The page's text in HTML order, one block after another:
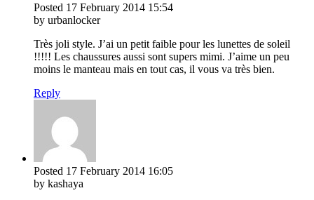
Posted 17 February 2014 15:54
by urbanlocker
Très joli style. J’ai un petit faible pour les lunettes de soleil
!!!!! Les chaussures aussi sont supers mimi. J’aime un peu
moins le manteau mais en tout cas, il vous va très bien.
Reply
Posted 17 February 2014 16:05
by kashaya